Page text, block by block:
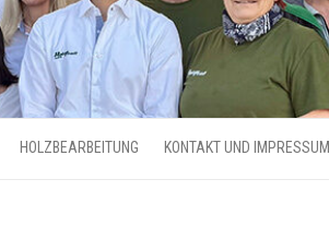
HOLZBEARBEITUNG KONTAKT UND IMPRESSUM